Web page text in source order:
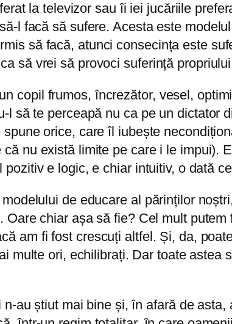
la televizor sau îi iei jucăriile
l facă să sufere. Acesta este
să facă, atunci consecința este
să vrei să provoci suferință
copil frumos, încrezător, vesel,
l să te perceapă nu ca pe un dictator
orice, care îl iubește
nu există limite pe care i le impui).
e logic, e chiar intuitiv, o dată
de educare al părinților
chiar așa să fie? Cel mult
am fi fost crescuți altfel. Și, da,
multe ori, echilibrați. Dar toate astea
au știut mai bine și, în afară de